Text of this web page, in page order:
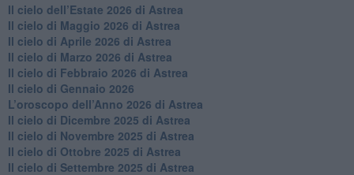
​Il cielo dell’Estate 2026 di Astrea
​Il cielo di Maggio 2026 di Astrea
​Il cielo di Aprile 2026 di Astrea
​Il cielo di Marzo 2026 di Astrea
​Il cielo di Febbraio 2026 di Astrea
Il cielo di Gennaio 2026
​L’oroscopo dell’Anno 2026 di Astrea
​Il cielo di Dicembre 2025 di Astrea
​Il cielo di Novembre 2025 di Astrea
​Il cielo di Ottobre 2025 di Astrea
Il cielo di Settembre 2025 di Astrea